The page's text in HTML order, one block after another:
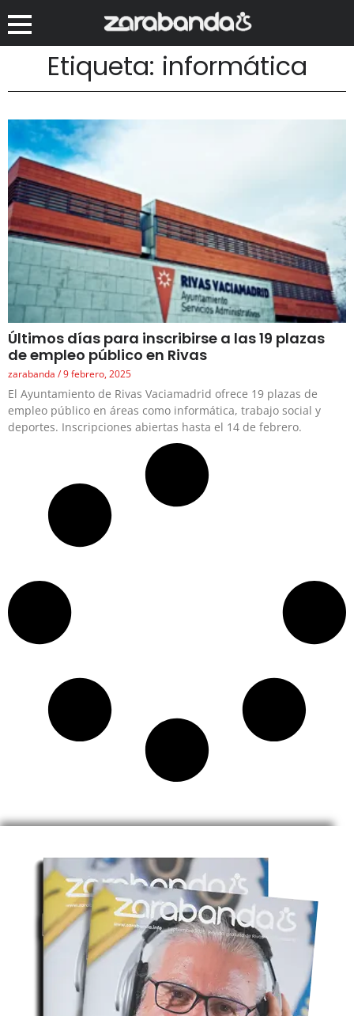
Etiqueta: informática
Últimos días para inscribirse a las 19 plazas
de empleo público en Rivas
zarabanda 9 febrero, 2025
El Ayuntamiento de Rivas Vaciamadrid ofrece 19 plazas de
empleo público en áreas como informática, trabajo social y
deportes. Inscripciones abiertas hasta el 14 de febrero.